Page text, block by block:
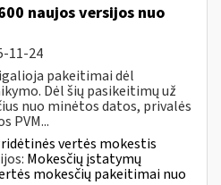
naujos versijos nuo
11-24
pakeitimai dėl
Dėl šių pasikeitimų už
nuo minėtos datos, privalės
PVM...
vertės mokestis
Mokesčių įstatymų
mokesčių pakeitimai nuo